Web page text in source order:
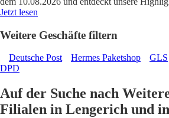
Jetzt lesen
Weitere Geschäfte filtern
Deutsche Post Hermes Paketshop GLS
DPD
Auf der Suche nach
Filialen in Lengerich und